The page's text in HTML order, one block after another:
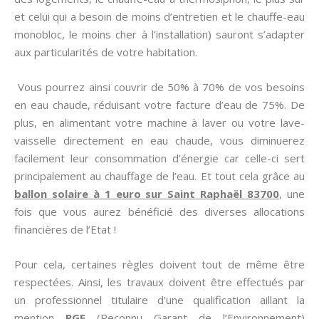
et celui qui a besoin de moins d’entretien et le chauffe-eau
monobloc, le moins cher à l’installation) sauront s’adapter
aux particularités de votre habitation.
Vous pourrez ainsi couvrir de 50% à 70% de vos besoins
en eau chaude, réduisant votre facture d’eau de 75%. De
plus, en alimentant votre machine à laver ou votre lave-
vaisselle directement en eau chaude, vous diminuerez
facilement leur consommation d’énergie car celle-ci sert
principalement au chauffage de l’eau. Et tout cela grâce au
ballon solaire à 1 euro sur Saint Raphaël 83700, une
fois que vous aurez bénéficié des diverses allocations
financières de l’Etat !
Pour cela, certaines règles doivent tout de même être
respectées. Ainsi, les travaux doivent être effectués par
un professionnel titulaire d’une qualification aillant la